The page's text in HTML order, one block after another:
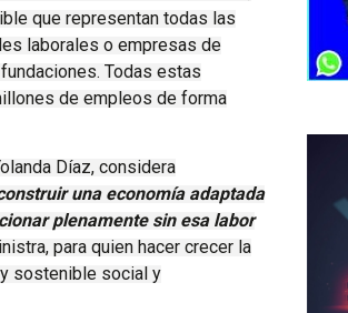
que representan todas las
laborales o empresas de
Todas estas
de empleos de forma
Díaz, considera
una economía adaptada
plenamente sin esa labor
para quien hacer crecer la
sostenible social y